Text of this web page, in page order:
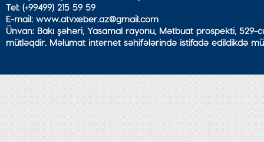
Tel: (+99499) 215 59 59
E-mail: www.atvxeber.az@gmail.com
Ünvan: Bakı şəhəri, Yasamal rayonu, Mətbuat prospekti,
mütləqdir. Məlumat internet səhifələrində istifadə edildikdə